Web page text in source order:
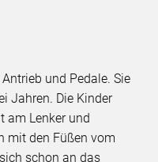
und Pedale. Sie
Jahren. Die Kinder
am Lenker und
mit den Füßen vom
schon an das